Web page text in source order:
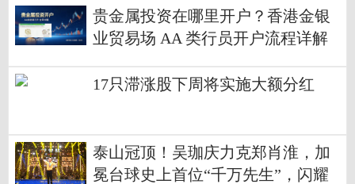
贵金属投资在哪里开户？香港金银
业贸易场 AA 类行员开户流程详解
17只滞涨股下周将实施大额分红
泰山冠顶！吴珈庆力克郑肖淮，加
冕台球史上首位“千万先生”，闪耀